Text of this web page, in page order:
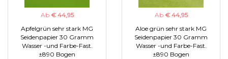
Ab € 44,95
Apfelgrün sehr stark MG
Seidenpapier 30 Gramm
Wasser -und Farbe-Fast.
±890 Bogen
Ab € 44,95
Aloe grün sehr stark MG
Seidenpapier 30 Gramm
Wasser -und Farbe-Fast.
±890 Bogen